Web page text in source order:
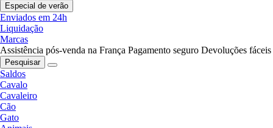
Especial de verão
Enviados em 24h
Liquidação
Marcas
Assistência pós-venda na França Pagamento seguro Devoluções fáceis
Pesquisar
Saldos
Cavalo
Cavaleiro
Cão
Gato